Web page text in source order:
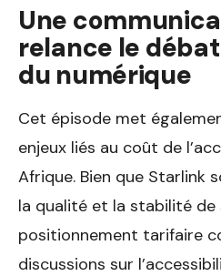
Une
relance le
du numérique
Cet épisode met
enjeux liés au coût de
Afrique. Bien que Starlink
la qualité et la stabilité de
positionnement tarifaire
discussions sur